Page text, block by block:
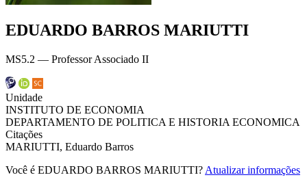
EDUARDO BARROS MARIUTTI
MS5.2 — Professor Associado II
Unidade
INSTITUTO DE ECONOMIA
DEPARTAMENTO DE POLITICA E HISTORIA ECONOMICA
Citações
MARIUTTI, Eduardo Barros
Você é EDUARDO BARROS MARIUTTI? Atualizar informações